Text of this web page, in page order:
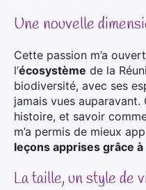
Une nouvelle
Cette passion m’a
l’écosystème de la
biodiversité, avec ses
jamais vues
histoire, et savoir
m’a permis de mieux
leçons apprises grâce à
La taille, un style de